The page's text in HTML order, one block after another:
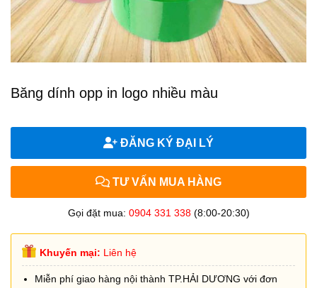
Băng dính opp in logo nhiều màu
ĐĂNG KÝ ĐẠI LÝ
TƯ VẤN MUA HÀNG
Gọi đặt mua: 0904 331 338(8:00-20:30)
Khuyến mại: Liên hệ
Miễn phí giao hàng nội thành TP.HẢI DƯƠNG với đơn